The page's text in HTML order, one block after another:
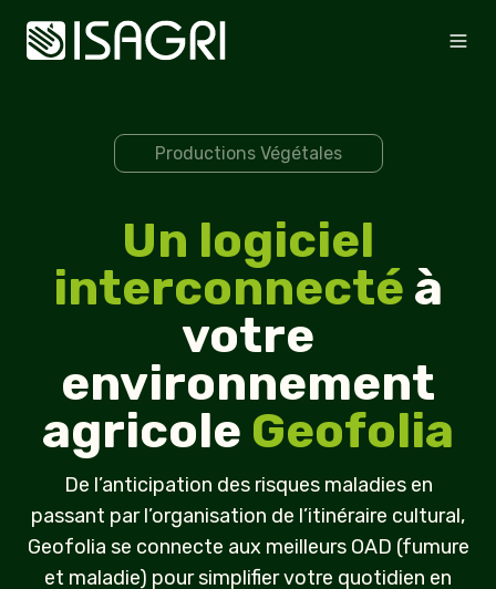
Productions Végétales
Un logiciel
interconnecté à
votre
environnement
agricole Geofolia
De l’anticipation des risques maladies en
passant par l’organisation de l’itinéraire cultural,
Geofolia se connecte aux meilleurs OAD (fumure
et maladie) pour simplifiervotre quotidien en